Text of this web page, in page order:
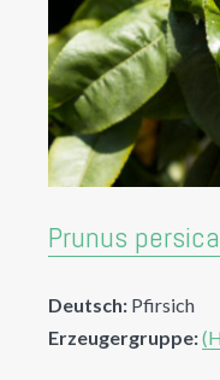
Prunus
Deutsch: Pfirsich
Erzeugergruppe: